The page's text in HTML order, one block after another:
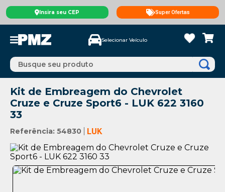
Insira seu CEP Super Ofertas
Selecionar Veículo
Busque seu produto
Kit de Embreagem do Chevrolet
Cruze e Cruze Sport6 - LUK 622 3160
33
Referência: 54830 LUK